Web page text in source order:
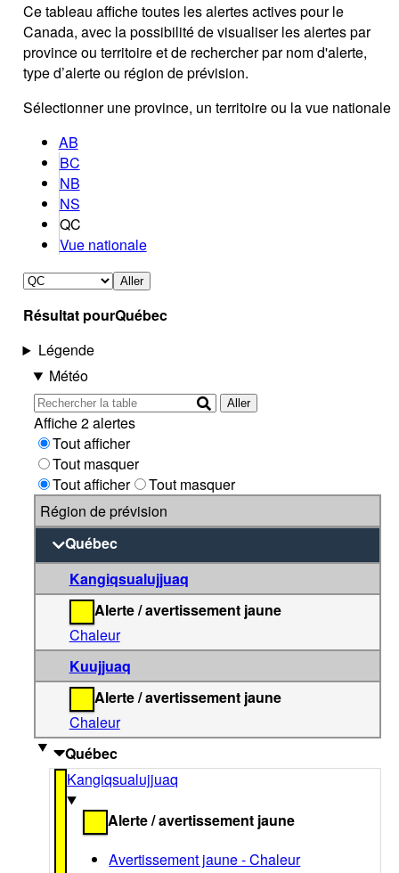
Ce tableau affiche toutes les alertes actives pour le
Canada, avec la possibilité de visualiser les alertes par
province ou territoire et de rechercher par nom d'alerte,
type d’alerte ou région de prévision.
Sélectionner une province, un territoire ou la vue nationale
AB
BC
NB
NS
QC
Vue nationale
Aller
Résultat pourQuébec
Légende
Météo
Aller
Affiche 2 alertes
Tout afficher
Tout masquer
Tout afficher
Tout masquer
Région de prévision
Québec
Kangiqsualujjuaq
Alerte / avertissement jaune
Chaleur
Kuujjuaq
Alerte / avertissement jaune
Chaleur
Québec
Kangiqsualujjuaq
Alerte / avertissement jaune
Avertissement jaune - Chaleur